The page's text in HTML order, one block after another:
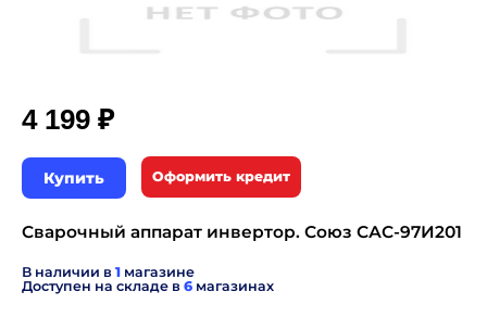
4 199 ₽
Купить Оформить кредит
Сварочный аппарат инвертор. Союз САС-97И201
В наличии в 1 магазине
Доступен на складе в 6 магазинах